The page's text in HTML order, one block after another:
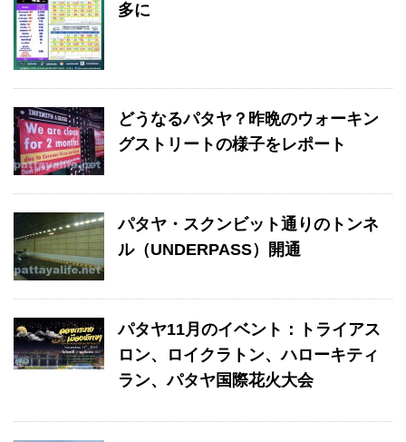
多に
どうなるパタヤ？昨晩のウォーキン
グストリートの様子をレポート
パタヤ・スクンビット通りのトンネ
ル（UNDERPASS）開通
パタヤ11月のイベント：トライアス
ロン、ロイクラトン、ハローキティ
ラン、パタヤ国際花火大会